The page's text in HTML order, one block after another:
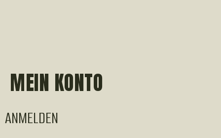
MEIN KONTO
ANMELDEN